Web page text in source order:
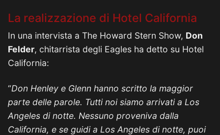
La realizzazione di Hotel California
In una intervista a The Howard Stern Show, Don
Felder, chitarrista degli Eagles ha detto su Hotel
California:
“Don Henley e Glenn hanno scritto la maggior
parte delle parole. Tutti noi siamo arrivati a Los
Angeles di notte. Nessuno proveniva dalla
California, e se guidi a Los Angeles di notte, puoi